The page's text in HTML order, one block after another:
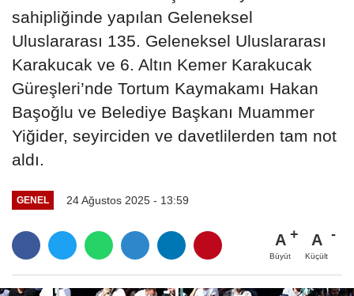
sahipliğinde yapılan Geleneksel
Uluslararası 135. Geleneksel Uluslararası
Karakucak ve 6. Altın Kemer Karakucak
Güreşleri’nde Tortum Kaymakamı Hakan
Başoğlu ve Belediye Başkanı Muammer
Yiğider, seyirciden ve davetlilerden tam not
aldı.
GENEL 24 Ağustos 2025 - 13:59
A
Büyüt
A
Küçült